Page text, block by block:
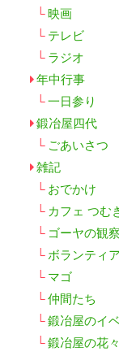
映画
テレビ
ラジオ
年中行事
一日参り
鍛冶屋四代
ごあいさつ
雑記
おでかけ
カフェ つむ
ゴーヤの観察
ボランティア
マゴ
仲間たち
鍛冶屋のイ
鍛冶屋の花々